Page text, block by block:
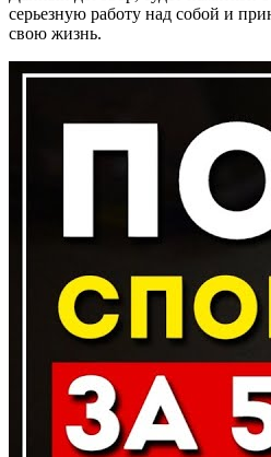
серьезную работу над собой и
свою жизнь.